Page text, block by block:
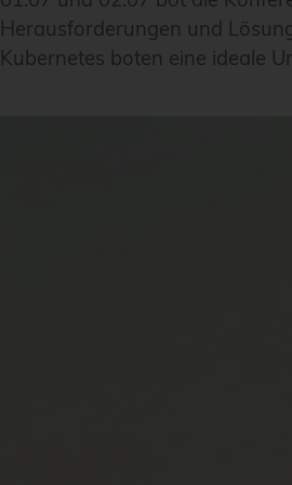
Herausforderungen und
Kubernetes boten eine ideale